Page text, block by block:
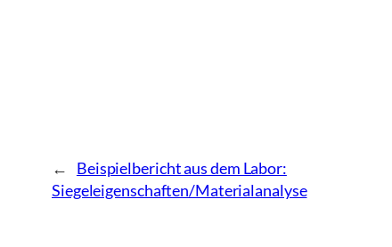
←
Beispielbericht aus dem Labor:
Siegeleigenschaften/Materialanalyse